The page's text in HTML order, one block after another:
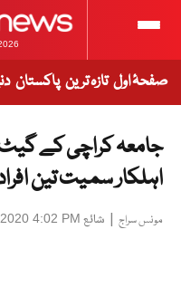
صفحۂ اول تازہ ترین پاکستان
جامعہ کراچی کے گیٹ
اہلکار سمیت تین
مونس سراج | شائع 4:02 PM